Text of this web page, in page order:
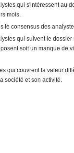
qui s'intéressent au
mois.
le consensus des
qui suivent le
soit un manque de
qui couvrent la valeur
société et son activité.